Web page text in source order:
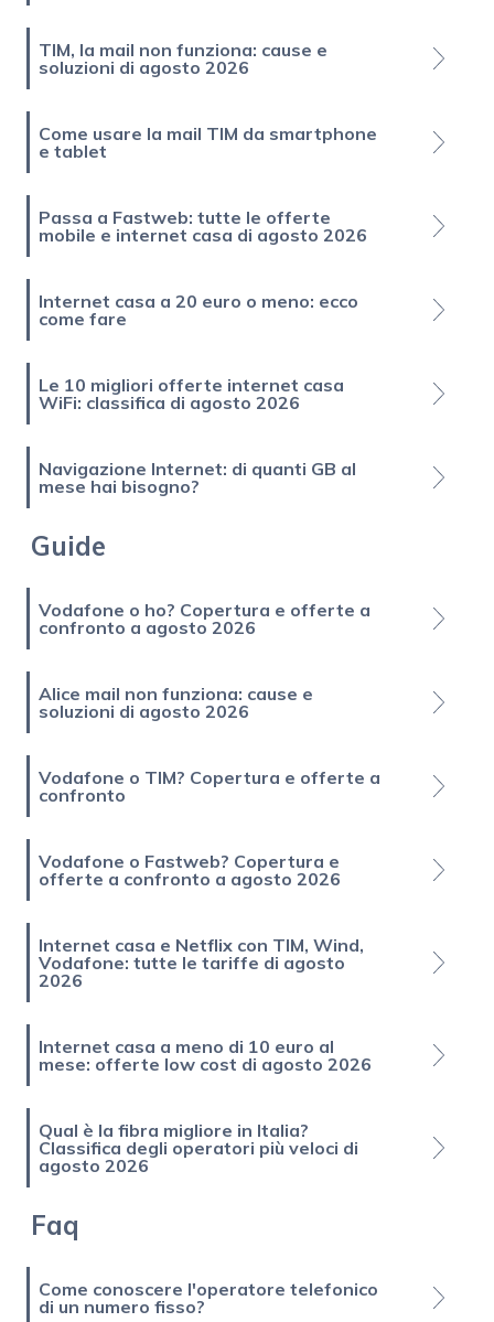
TIM, la mail non funziona: cause e
soluzioni di agosto 2026
Come usare la mail TIM da smartphone
e tablet
Passa a Fastweb: tutte le offerte
mobile e internet casa di agosto 2026
Internet casa a 20 euro o meno: ecco
come fare
Le 10 migliori offerte internet casa
WiFi: classifica di agosto 2026
Navigazione Internet: di quanti GB al
mese hai bisogno?
Guide
Vodafone o ho? Copertura e offerte a
confronto a agosto 2026
Alice mail non funziona: cause e
soluzioni di agosto 2026
Vodafone o TIM? Copertura e offerte a
confronto
Vodafone o Fastweb? Copertura e
offerte a confronto a agosto 2026
Internet casa e Netflix con TIM, Wind,
Vodafone: tutte le tariffe di agosto
2026
Internet casa a meno di 10 euro al
mese: offerte low cost di agosto 2026
Qual è la fibra migliore in Italia?
Classifica degli operatori più veloci di
agosto 2026
Faq
Come conoscere l'operatore telefonico
di un numero fisso?